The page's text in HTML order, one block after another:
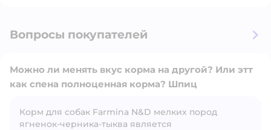
Вопросы покупателей
Открыть вопрос
Можно ли менять вкус корма на другой? Или этт
как спена полноценная корма? Шпиц
Корм для собак Farmina N&D мелких пород
ягненок-черника-тыква является